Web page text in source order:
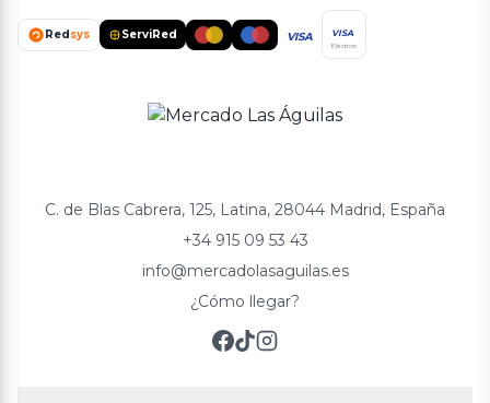
Redsys ServiRed VISA VISA
Electron
C. de Blas Cabrera, 125, Latina, 28044 Madrid, España
+34 915 09 53 43
info@mercadolasaguilas.es
¿Cómo llegar?